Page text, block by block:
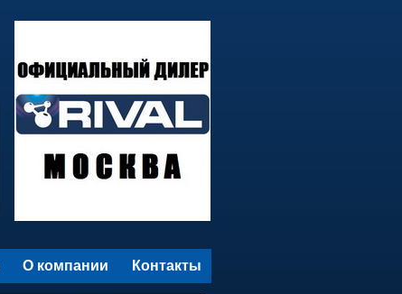
О компании Контакты